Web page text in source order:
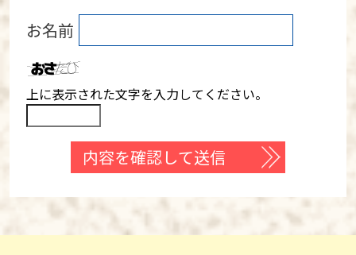
お名前
上に表示された文字を入力してください。